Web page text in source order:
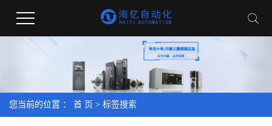
您当前的位置 ： 首 页 > 标签搜索